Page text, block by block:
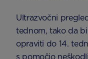
Ultrazvočni
tednom, tako da
opraviti do 14.
s pomočjo